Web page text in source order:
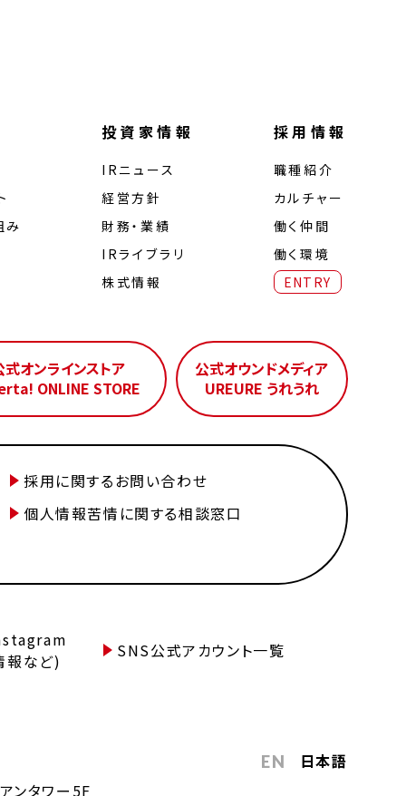
み
投資家情報
IRニュース
経営⽅針
財務・業績
IRライブラリ
株式情報
採用情報
職種紹介
カルチャー
働く仲間
働く環境
ENTRY
式オンラインストア
ONLINE STORE
公式オウンドメディア
UREURE うれうれ
採用に関するお問い合わせ
個人情報苦情に関する相談窓口
報など)
SNS公式アカウント一覧
EN
日本語
ンタワー5F